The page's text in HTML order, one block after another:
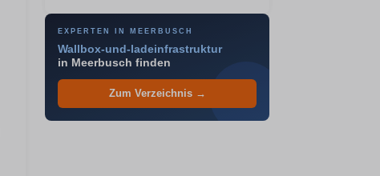
EXPERTEN IN MEERBUSCH
Wallbox-und-ladeinfrastruktur
in Meerbusch finden
Zum Verzeichnis →